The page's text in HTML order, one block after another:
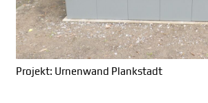
Projekt: Urnenwand Plankstadt